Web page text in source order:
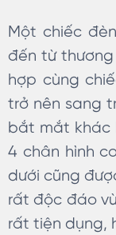
Một chiếc
đến từ thương
hợp cùng
trở nên sang
bắt mắt khác
4 chân hình
dưới cũng
rất độc đáo
rất tiện dụng,